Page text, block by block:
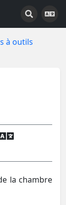
à outils
la chambre